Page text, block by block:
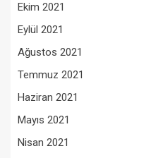
Ekim 2021
Eylül 2021
Ağustos 2021
Temmuz 2021
Haziran 2021
Mayıs 2021
Nisan 2021